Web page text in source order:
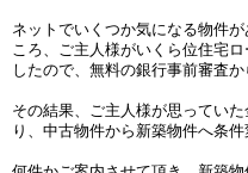
ネットでいくつか気になる物件
ころ、ご主人様がいくら位住宅
したので、無料の銀行事前審査か
その結果、ご主人様が思ってい
り、中古物件から新築物件へ条件